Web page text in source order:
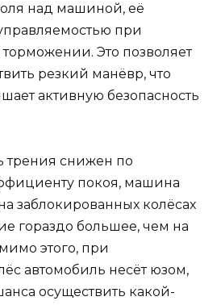
над машиной, её
при
Это позволяет
резкий манёвр, что
активную безопасность
трения снижен по
покоя, машина
заблокированных колёсах
гораздо большее, чем на
этого, при
автомобиль несёт юзом,
осуществить какой-